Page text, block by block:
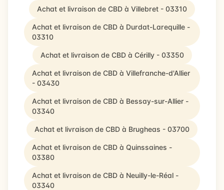
Achat et livraison de CBD à Villebret - 03310
Achat et livraison de CBD à Durdat-Larequille -
03310
Achat et livraison de CBD à Cérilly - 03350
Achat et livraison de CBD à Villefranche-d'Allier
- 03430
Achat et livraison de CBD à Bessay-sur-Allier -
03340
Achat et livraison de CBD à Brugheas - 03700
Achat et livraison de CBD à Quinssaines -
03380
Achat et livraison de CBD à Neuilly-le-Réal -
03340